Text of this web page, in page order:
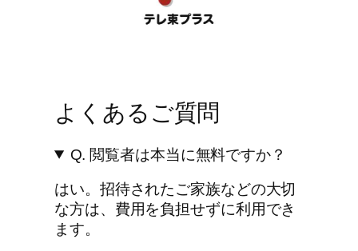
よくあるご質問
Q. 閲覧者は本当に無料ですか？
はい。招待されたご家族などの大切
な方は、費用を負担せずに利用でき
ます。